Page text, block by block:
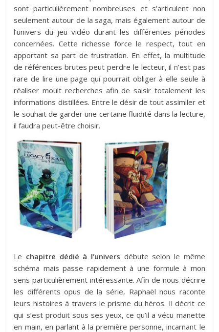
sont particulièrement nombreuses et s’articulent non
seulement autour de la saga, mais également autour de
l’univers du jeu vidéo durant les différentes périodes
concernées. Cette richesse force le respect, tout en
apportant sa part de frustration. En effet, la multitude
de références brutes peut perdre le lecteur, il n’est pas
rare de lire une page qui pourrait obliger à elle seule à
réaliser moult recherches afin de saisir totalement les
informations distillées. Entre le désir de tout assimiler et
le souhait de garder une certaine fluidité dans la lecture,
il faudra peut-être choisir.
Le chapitre dédié à l’univers débute selon le même
schéma mais passe rapidement à une formule à mon
sens particulièrement intéressante. Afin de nous décrire
les différents opus de la série, Raphaël nous raconte
leurs histoires à travers le prisme du héros. Il décrit ce
qui s’est produit sous ses yeux, ce qu’il a vécu manette
en main, en parlant à la première personne, incarnant le